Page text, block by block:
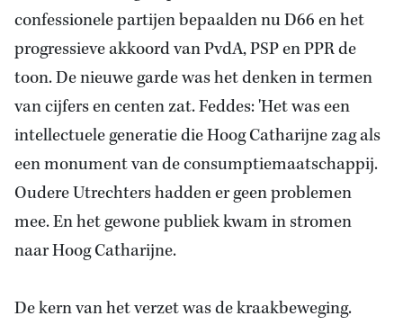
confessionele partijen bepaalden nu D66 en het
progressieve akkoord van PvdA, PSP en PPR de
toon. De nieuwe garde was het denken in termen
van cijfers en centen zat. Feddes: 'Het was een
intellectuele generatie die Hoog Catharijne zag als
een monument van de consumptiemaatschappij.
Oudere Utrechters hadden er geen problemen
mee. En het gewone publiek kwam in stromen
naar Hoog Catharijne.
De kern van het verzet was de kraakbeweging.